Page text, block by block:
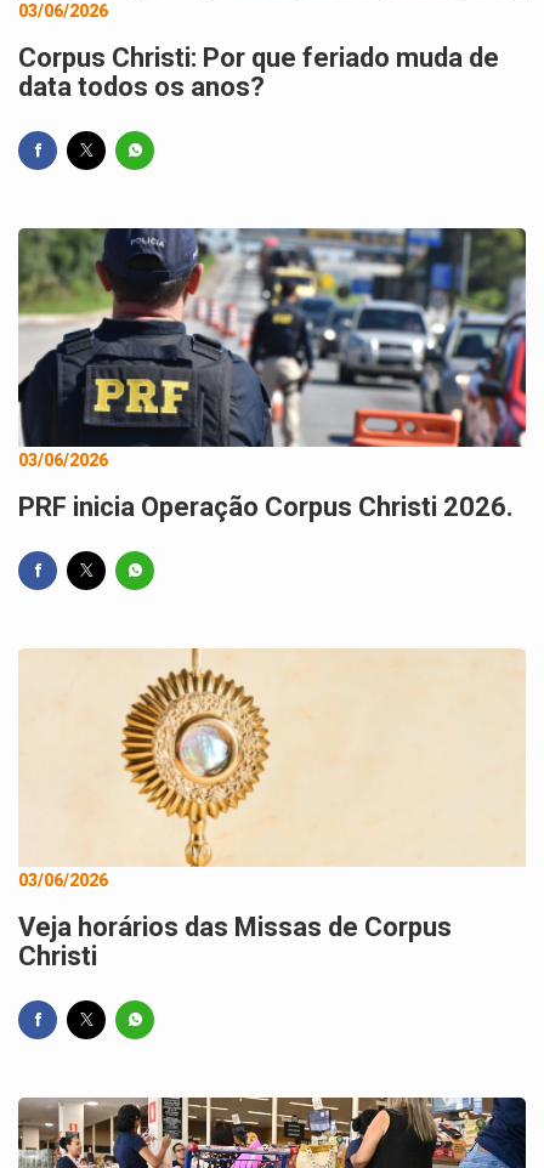
03/06/2026
Corpus Christi: Por que feriado muda de
data todos os anos?
03/06/2026
PRF inicia Operação Corpus Christi 2026.
03/06/2026
Veja horários das Missas de Corpus
Christi